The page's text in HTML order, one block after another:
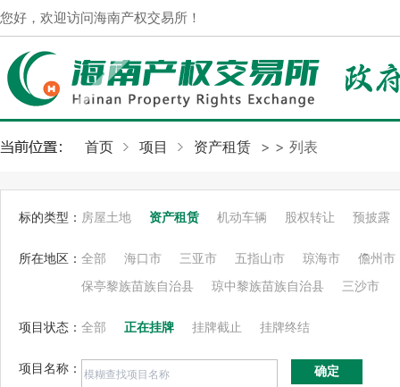
您好，欢迎访问海南产权交易所！
首页 项目 >
资产租赁 > 列表
标的类型： 房屋土地 资产租赁 机动车辆 股权转让 预披露
所在地区： 全部 海口市 三亚市 五指山市 琼海市 儋州市
保亭黎族苗族自治县 琼中黎族苗族自治县 三沙市
项目状态： 全部 正在挂牌 挂牌截止 挂牌终结
项目名称： 确定